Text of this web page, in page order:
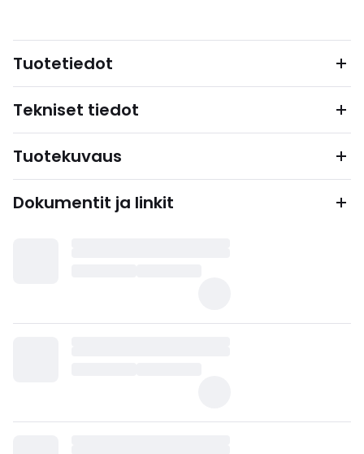
Tuotetiedot
Tekniset tiedot
Tuotekuvaus
Dokumentit ja linkit